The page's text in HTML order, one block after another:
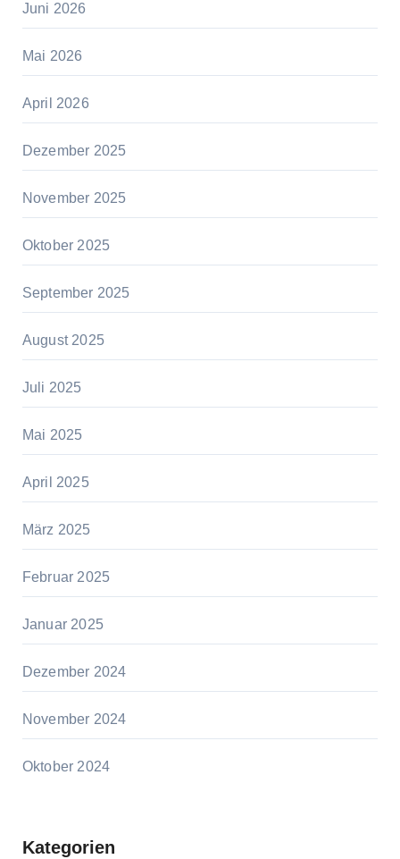
Juni 2026
Mai 2026
April 2026
Dezember 2025
November 2025
Oktober 2025
September 2025
August 2025
Juli 2025
Mai 2025
April 2025
März 2025
Februar 2025
Januar 2025
Dezember 2024
November 2024
Oktober 2024
Kategorien